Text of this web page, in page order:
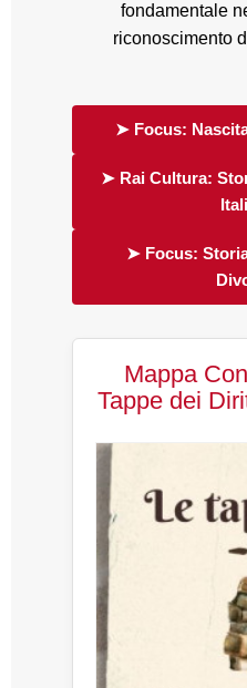
fondamentale
riconoscimento
➤ Focus:
➤ Rai Cultura:
➤ Focus:
Mappa
Tappe dei